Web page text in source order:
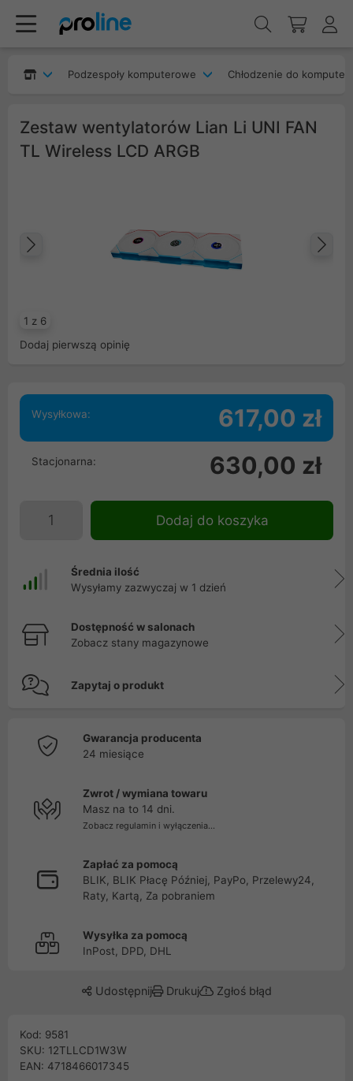
Podzespoły komputerowe Chłodzenie do
Zestaw wentylatorów Lian Li UNI FAN
TL Wireless LCD ARGB
1 z 6
Poprzedni
Dodaj pierwszą opinię
Wysyłkowa: 617,00 zł
Stacjonarna: 630,00 zł
Dodaj do koszyka
Średnia ilość
Wysyłamy zazwyczaj w 1 dzień
Dostępność w salonach
Zobacz stany magazynowe
Zapytaj o produkt
Gwarancja producenta
24 miesiące
Zwrot / wymiana towaru
Masz na to 14 dni.
Zobacz regulamin i wyłączenia...
Zapłać za pomocą
BLIK, BLIK Płacę Później, PayPo, Przelewy24,
Raty, Kartą, Za pobraniem
Wysyłka za pomocą
InPost, DPD, DHL
Udostępnij Drukuj Zgłoś błąd
Kod: 9581
SKU: 12TLLCD1W3W
EAN: 4718466017345